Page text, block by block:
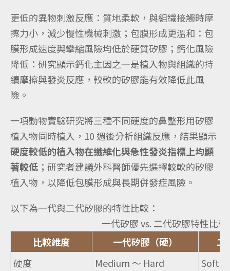
更低的異物刺激反應：質地柔軟，與組織接觸時摩
擦力小，減少慢性機械刺激；包膜形成更溫和：包
膜形成速度與攣縮風險均低於硬質矽膠；鈣化風險
降低：研究顯示鈣化主因之一是植入物與組織的持
續摩擦與發炎反應，較軟的矽膠能有效降低此風
險。
一項動物實驗研究將三種不同硬度的鼻整形用矽膠
植入物同時植入，10 週後分析組織反應，結果顯示
硬度較低的植入物在纖維化與急性發炎指標上均顯
著較低 ；研究者建議外科醫師優先選擇較軟的矽膠
植入物，以降低包膜形成與長期併發症風險。
以下為一代與二代矽膠的特性比較：
一代矽膠 vs. 二代矽膠特性比較
比較維度
一代矽膠（硬）
二
硬度
Medium ～ Hard
Soft